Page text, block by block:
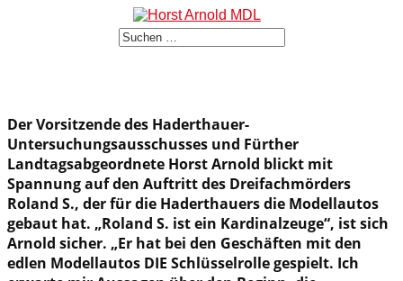
Der Vorsitzende des Haderthauer-
Untersuchungsausschusses und Fürther
Landtagsabgeordnete Horst Arnold blickt mit
Spannung auf den Auftritt des Dreifachmörders
Roland S., der für die Haderthauers die Modellautos
gebaut hat. „Roland S. ist ein Kardinalzeuge“, ist sich
Arnold sicher. „Er hat bei den Geschäften mit den
edlen Modellautos DIE Schlüsselrolle gespielt. Ich